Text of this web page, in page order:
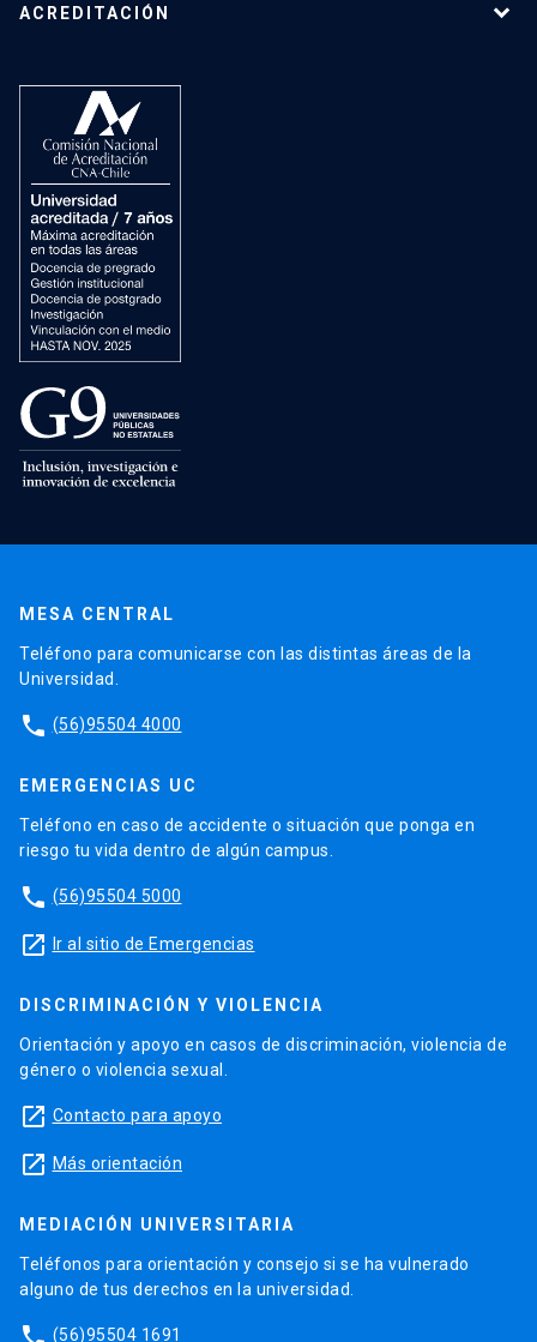
ACREDITACIÓN
MESA CENTRAL
Teléfono para comunicarse con las distintas áreas de la
Universidad.
phone (56)95504 4000
EMERGENCIAS UC
Teléfono en caso de accidente o situación que ponga en
riesgo tu vida dentro de algún campus.
phone (56)95504 5000
launch Ir al sitio de Emergencias
DISCRIMINACIÓN Y VIOLENCIA
Orientación y apoyo en casos de discriminación, violencia de
género o violencia sexual.
launch Contacto para apoyo
launch Más orientación
MEDIACIÓN UNIVERSITARIA
Teléfonos para orientación y consejo si se ha vulnerado
alguno de tus derechos en la universidad.
(56)95504 1691